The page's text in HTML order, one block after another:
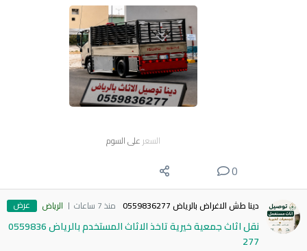
السعر على السوم
0
دينا طش الاغراض بالرياض 0559836277 منذ 7 ساعات الرياض عرض
نقل اثاث جمعية خيرية تاخذ الاثاث المستخدم بالرياض 0559836
277